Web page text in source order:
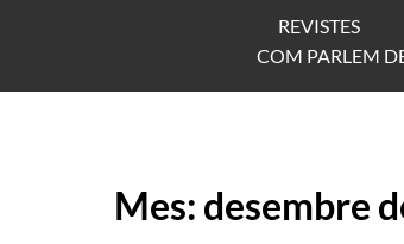
REVISTES
COM PARLEM
Mes: desembre